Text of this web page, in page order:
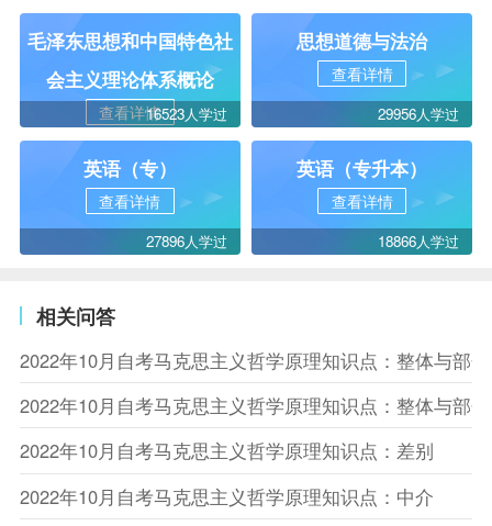
毛泽东思想和中国特色社
会主义理论体系概论
查看详情16523人学过
思想道德与法治
查看详情
29956人学过
英语（专）
查看详情
27896人学过
英语（专升本）
查看详情
18866人学过
相关问答
2022年10月自考马克思主义哲学原理知识点：整体与部
2022年10月自考马克思主义哲学原理知识点：整体与部
2022年10月自考马克思主义哲学原理知识点：差别
2022年10月自考马克思主义哲学原理知识点：中介